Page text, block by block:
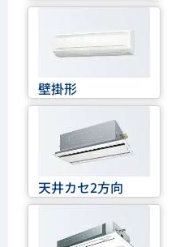
壁掛形
天井カセ2方向